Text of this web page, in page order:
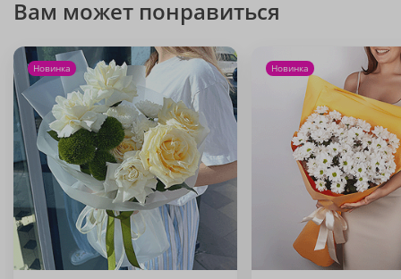
Вам может понравиться
Новинка Новинка